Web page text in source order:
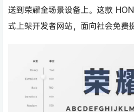
送到荣耀全场景设备上。这款
式上架开发者网站，面向社会免费